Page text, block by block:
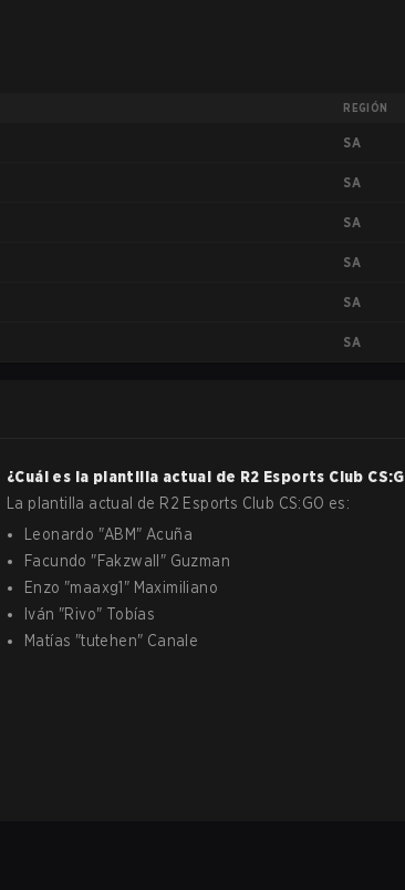
REGIÓN
SA
SA
SA
SA
SA
SA
¿Cuál es la plantilla actual de R2 Esports Club
La plantilla actual de R2 Esports Club CS:GO es:
Leonardo "ABM" Acuña
Facundo "Fakzwall " Guzman
Enzo "maaxg1 " Maximiliano
Iván "Rivo" Tobías
Matías "tutehen" Canale